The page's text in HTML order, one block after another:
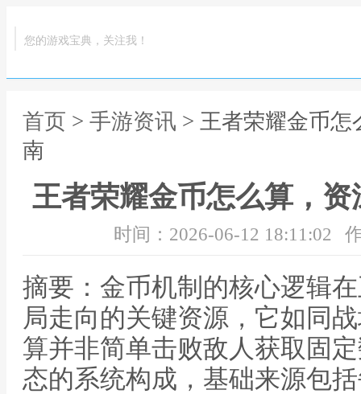
您的游戏宝典，关注我！
首页 > 手游资讯 > 王者荣耀金币
南
王者荣耀金币怎么算，
时间：2026-06-12 18:11:02
摘要：金币机制的核心逻辑
局走向的关键资源，它如同
算并非简单击败敌人获取固
态的系统构成，基础来源包